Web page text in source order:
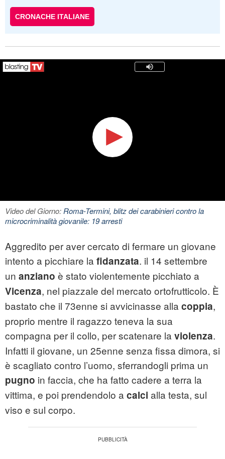
CRONACHE ITALIANE
Video del Giorno:Roma-Termini, blitz dei carabinieri contro la
microcriminalità giovanile: 19 arresti
Aggredito per aver cercato di fermare un giovane
intento a picchiare la fidanzata. il 14 settembre
un anziano è stato violentemente picchiato a
Vicenza, nel piazzale del mercato ortofrutticolo. È
bastato che il 73enne si avvicinasse alla coppia,
proprio mentre il ragazzo teneva la sua
compagna per il collo, per scatenare la violenza.
Infatti il giovane, un 25enne senza fissa dimora, si
è scagliato contro l’uomo, sferrandogli prima un
pugno in faccia, che ha fatto cadere a terra la
vittima, e poi prendendolo a calci alla testa, sul
viso e sul corpo.